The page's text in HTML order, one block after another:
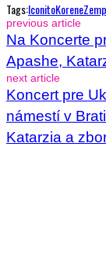
Tags:IconitoKorene
previous article
Na Koncerte
Apashe,
next article
Koncert pre
námestí v
Katarzia a